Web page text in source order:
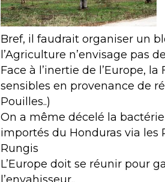
Bref, il faudrait organiser un
l’Agriculture n’envisage pas
Face à l’inertie de l’Europe,
sensibles en provenance de
Pouilles..)
On a même décelé la
importés du Honduras via les
Rungis
L’Europe doit se réunir pour